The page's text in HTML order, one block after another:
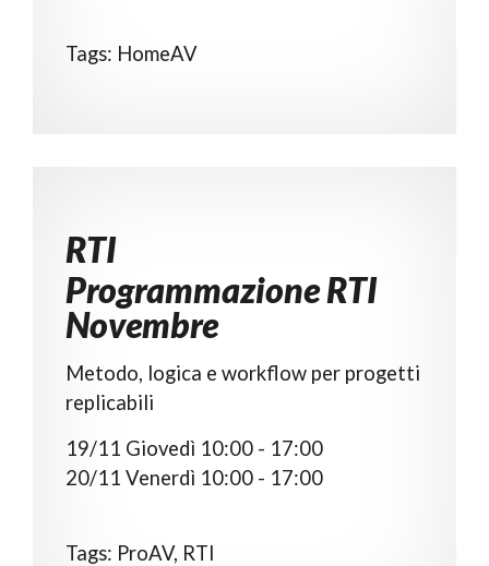
Tags: HomeAV
Programmazione RTI
Novembre
Metodo, logica e workflow per progetti
replicabili
19/11 Giovedì 10:00 - 17:00
20/11 Venerdì 10:00 - 17:00
Tags: ProAV, RTI